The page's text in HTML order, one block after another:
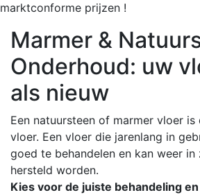
marktconforme prijzen !
Marmer &
Onderhoud: uw
als nieuw
Een natuursteen of marmer vloer is
vloer. Een vloer die jarenlang in
goed te behandelen en kan weer
hersteld worden.
Kies voor de juiste behandeling